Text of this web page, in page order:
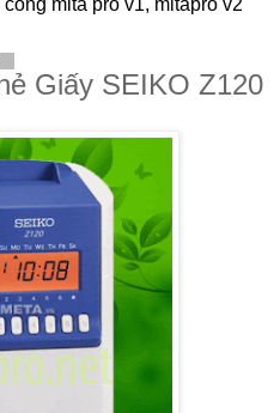
mita pro v1, mitapro v2
Giấy SEIKO Z120